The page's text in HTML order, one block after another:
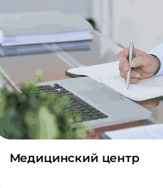
Медицинский центр